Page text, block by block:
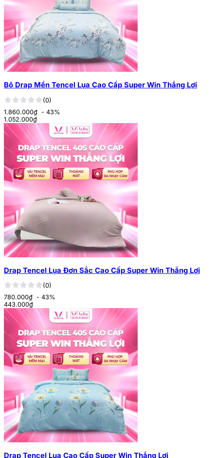
Bộ Drap Mền Tencel Lụa Cao Cấp Super Win Thắng Lợi
(0)
1.860.000₫ - 43%
1.052.000₫
Drap Tencel Lụa Đơn Sắc Cao Cấp Super Win Thắng Lợi
(0)
780.000₫ - 43%
443.000₫
Drap Tencel Lụa Cao Cấp Super Win Thắng Lợi